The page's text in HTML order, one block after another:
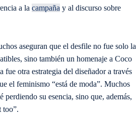
a la campaña y al discurso sobre
aseguran que el desfile no fue solo la
sino también un homenaje a Coco
otra estrategia del diseñador a través
el feminismo “está de moda”. Muchos
perdiendo su esencia, sino que, además,
too”.